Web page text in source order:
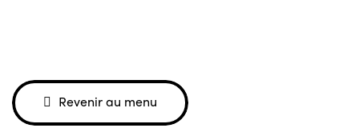
Revenir au menu